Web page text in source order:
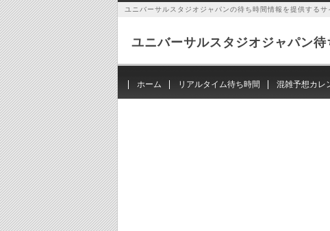
ユニバーサルスタジオジャパンの待ち時間情報を提供するサ
ユニバーサルスタジオジャパン
ホーム リアルタイム待ち時間 混雑予想カレ